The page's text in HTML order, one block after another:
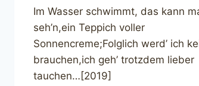
Im Wasser schwimmt, das kann
seh’n,ein Teppich voller
Sonnencreme;Folglich werd’ ich
brauchen,ich geh’ trotzdem lieber
tauchen…[2019]